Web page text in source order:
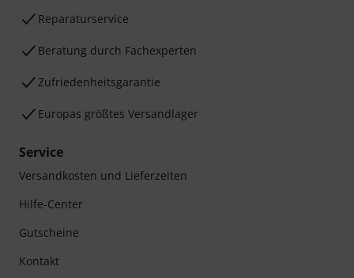
Reparaturservice
Beratung durch Fachexperten
Zufriedenheitsgarantie
Europas größtes Versandlager
Service
Versandkosten und Lieferzeiten
Hilfe-Center
Gutscheine
Kontakt